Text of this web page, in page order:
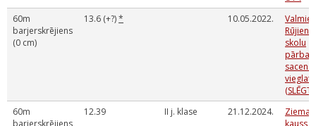
60m
barjerskrējiens
(0 cm)
13.6 (+?)* 10.05.2022.
skolu
60m
barjerskrējiens
12.39 II j. klase 21.12.2024.
kauss